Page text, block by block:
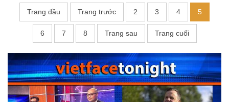
Trang đầu Trang trước 2 3 4 5
6 7 8 Trang sau Trang cuối